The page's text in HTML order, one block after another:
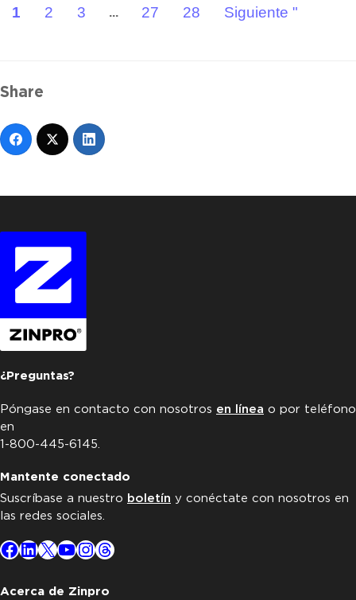
1 2 3 ... 27 28 Siguiente "
Share
¿Preguntas?
Póngase en contacto con nosotros en línea o por teléfono
en
1-800-445-6145.
Mantente conectado
Suscríbase a nuestro boletín y conéctate con nosotros en
las redes sociales.
Facebook
LinkedIn
X YouTube
Instagram
Threads
Acerca de Zinpro